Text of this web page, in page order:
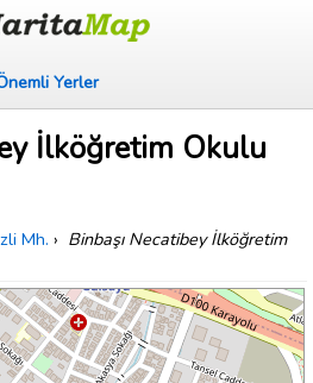
Yerler
İlköğretim Okulu
Mh. › Binbaşı Necatibey İlköğretim